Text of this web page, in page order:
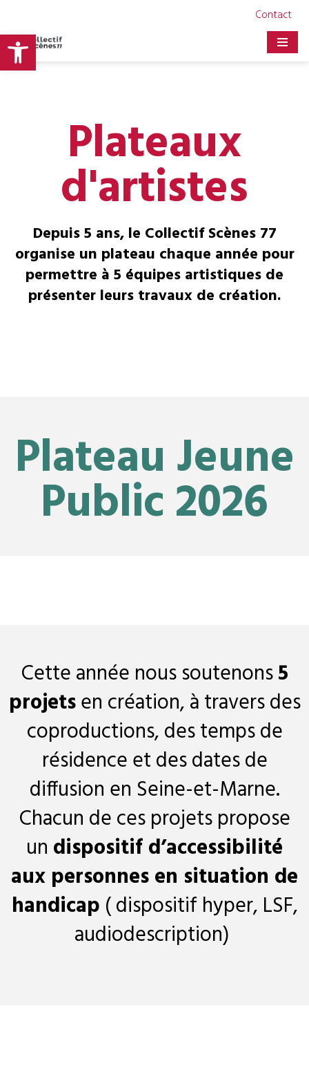
Ouvrir la barre d’outils
Contact
Aller
au
contenu
Plateaux
d'artistes
Depuis 5 ans, le Collectif Scènes 77
organise un plateau chaque année pour
permettre à 5 équipes artistiques de
présenter leurs travaux de création.
Plateau Jeune
Public 2026
Cette année nous soutenons5
projetsen création, à travers des
coproductions, des temps de
résidence et des dates de
diffusion en Seine-et-Marne.
Chacun de ces projets propose
un dispositif d’accessibilité
aux personnes en situation de
handicap ( dispositif hyper, LSF,
audiodescription)